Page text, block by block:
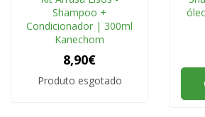
Shampoo +
Condicionador | 300ml
Kanechom
8,90€
Produto esgotado